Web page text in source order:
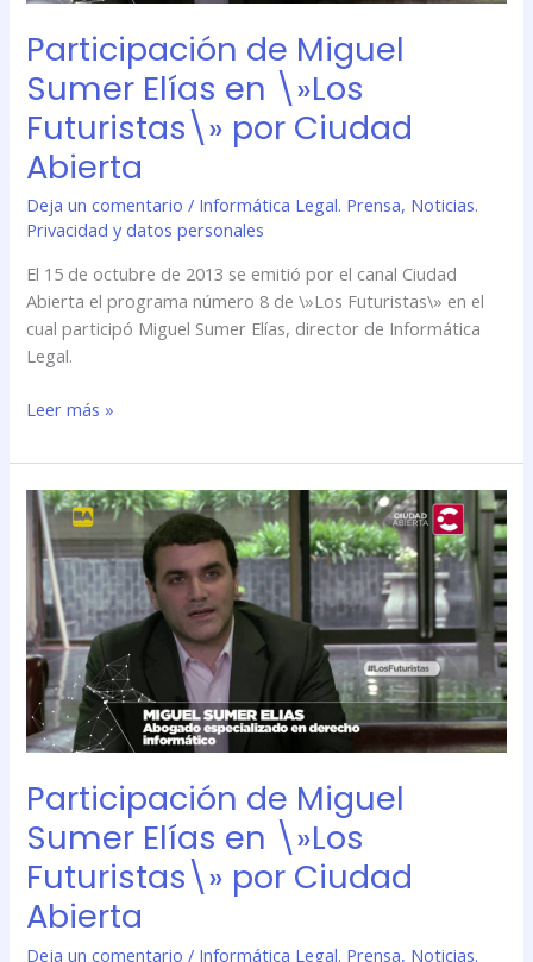
Participación de Miguel
Sumer Elías en \»Los
Futuristas\» por Ciudad
Abierta
Deja un comentario / Informática Legal. Prensa, Noticias.
Privacidad y datos personales
El 15 de octubre de 2013 se emitió por el canal Ciudad
Abierta el programa número 8 de \»Los Futuristas\» en el
cual participó Miguel Sumer Elías, director de Informática
Legal.
Leer más »
Participación de Miguel
Sumer Elías en \»Los
Futuristas\» por Ciudad
Abierta
Deja un comentario / Informática Legal. Prensa, Noticias.
Participación
de
Miguel
Sumer
Elías
en
\»Los
Futuristas\»
por
Ciudad